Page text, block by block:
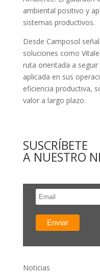
ambiental positivo y
sistemas productivos.
Desde Camposol
soluciones como
ruta orientada a
aplicada en sus
eficiencia productiva,
valor a largo plazo.
SUSCRÍBETE
A NUESTRO
Noticias